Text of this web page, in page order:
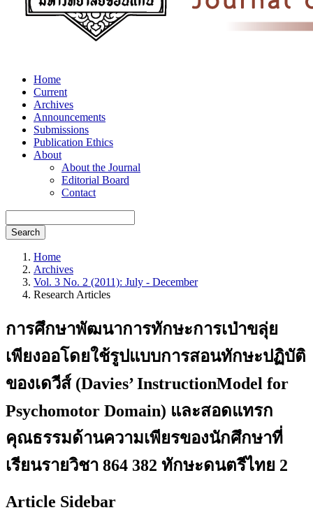
Home
Current
Archives
Announcements
Submissions
Publication Ethics
About
About the Journal
Editorial Board
Contact
Search
Home
Archives
Vol. 3 No. 2 (2011): July - December
Research Articles
การศึกษาพัฒนาการทักษะการเป่าขลุ่ย
เพียงออโดยใช้รูปแบบการสอนทักษะปฏิบัติ
ของเดวีส์ (Davies’ InstructionModel for
Psychomotor Domain) และสอดแทรก
คุณธรรมด้านความเพียรของนักศึกษาที่
เรียนรายวิชา 864 382 ทักษะดนตรีไทย 2
Article Sidebar